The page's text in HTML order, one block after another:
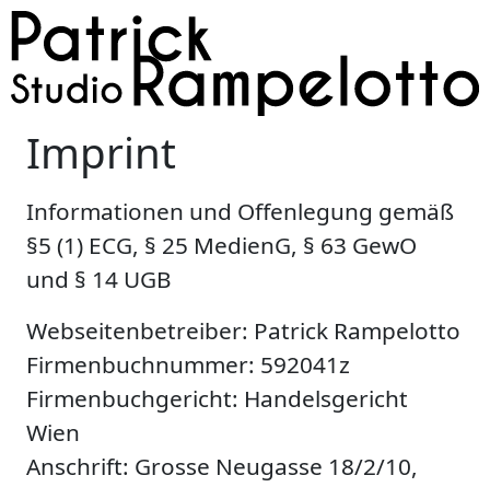
Imprint
Informationen und Offenlegung gemäß
§5 (1) ECG, § 25 MedienG, § 63 GewO
und § 14 UGB
Webseitenbetreiber: Patrick Rampelotto
Firmenbuchnummer: 592041z
Firmenbuchgericht: Handelsgericht
Wien
Anschrift: Grosse Neugasse 18/2/10,